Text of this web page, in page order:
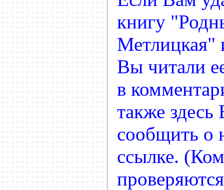
книгу
Метлицкая"
Вы читали
в
также
сообщить о
ссылке.